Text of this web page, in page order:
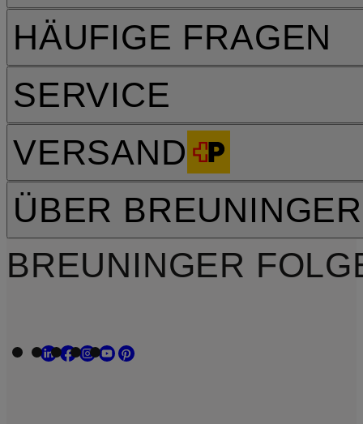
HÄUFIGE FRAGEN
SERVICE
VERSAND
ÜBER BREUNINGER
BREUNINGER